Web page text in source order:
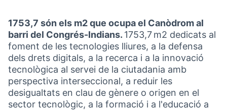
1753,7 són els m2 que ocupa el Canòdrom al
barri del Congrés-Indians. 1753,7 m2 dedicats al
foment de les tecnologies lliures, a la defensa
dels drets digitals, a la recerca i a la innovació
tecnològica al servei de la ciutadania amb
perspectiva interseccional, a reduir les
desigualtats en clau de gènere o origen en el
sector tecnològic, a la formació i a l'educació a